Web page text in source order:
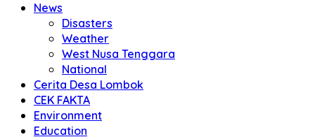
News
Disasters
Weather
West Nusa Tenggara
National
Cerita Desa Lombok
CEK FAKTA
Environment
Education